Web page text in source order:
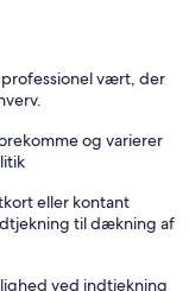
vært, der
og varierer
eller kontant
til dækning af
ved indtjekning